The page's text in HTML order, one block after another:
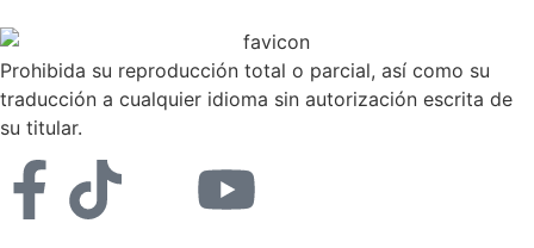
Prohibida su reproducción total o parcial, así como su
traducción a cualquier idioma sin autorización escrita de
su titular.